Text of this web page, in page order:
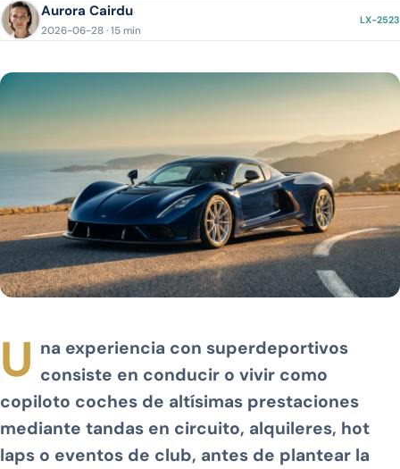
Aurora Cairdu
2026-06-28 · 15 min
LX-2523
U na experiencia con superdeportivos
consiste en conducir o vivir como
copiloto coches de altísimas prestaciones
mediante tandas en circuito, alquileres, hot
laps o eventos de club, antes de plantear la